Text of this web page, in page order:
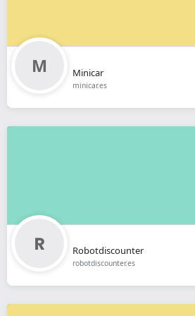
Minicar
minicar.es
Robotdiscounter
robotdiscounter.es